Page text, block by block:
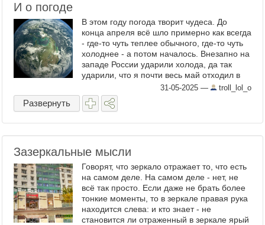
И о погоде
В этом году погода творит чудеса. До
конца апреля всё шло примерно как всегда
- где-то чуть теплее обычного, где-то чуть
холоднее - а потом началось. Внезапно на
западе России ударили холода, да так
ударили, что я почти весь май отходил в
пальто и зимних берцах. Более того,
приезжающие ...
31-05-2025 — troll_lol_o
Развернуть
Зазеркальные мысли
Говорят, что зеркало отражает то, что есть
на самом деле. На самом деле - нет, не
всё так просто. Если даже не брать более
тонкие моменты, то в зеркале правая рука
находится слева: и кто знает - не
становится ли отраженный в зеркале ярый